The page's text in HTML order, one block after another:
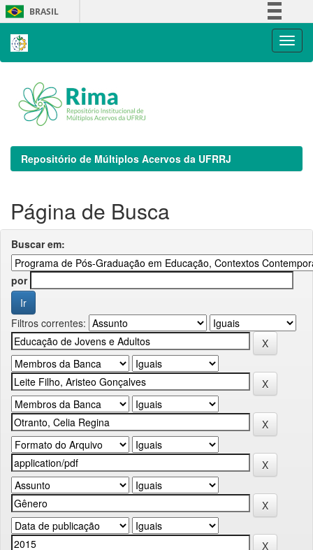
Skip
navigation
BRASIL
Repositório de Múltiplos Acervos da UFRRJ
Página de Busca
Buscar em:
por
Filtros correntes: